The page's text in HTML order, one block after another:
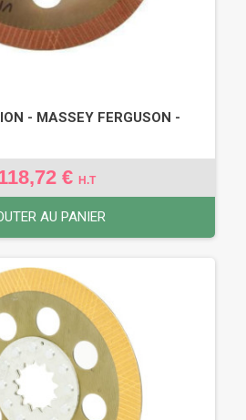
- MASSEY FERGUSON -
€ H.T
AU PANIER